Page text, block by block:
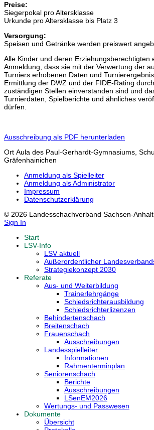
Preise:
Siegerpokal pro Altersklasse
Urkunde pro Altersklasse bis Platz 3
Versorgung:
Speisen und Getränke werden preiswert
Alle Kinder und deren Erziehungsberechtigten
Anmeldung, dass sie mit der Verwertung der
Turniers erhobenen Daten und
Ermittlung der DWZ und der FIDE-Rating
zuständigen Stellen einverstanden sind und
Turnierdaten, Spielberichte und ähnliches
dürfen.
Ausschreibung als PDF herunterladen
Ort Aula des Paul-Gerhardt-Gymnasiums,
Gräfenhainichen
Anmeldung als Spielleiter
Anmeldung als Administrator
Impressum
Datenschutzerklärung
© 2026 Landesschachverband Sachsen-Anhalt
Sign In
Start
LSV-Info
LSV aktuell
Außerordentlicher
Strategiekonzept 2030
Referate
Aus- und Weiterbildung
Trainerlehrgänge
Schiedsrichterausbildung
Schiedsrichterlizenzen
Behindertenschach
Breitenschach
Frauenschach
Ausschreibungen
Landesspielleiter
Informationen
Rahmenterminplan
Seniorenschach
Berichte
Ausschreibungen
LSenEM2026
Wertungs- und Passwesen
Dokumente
Übersicht